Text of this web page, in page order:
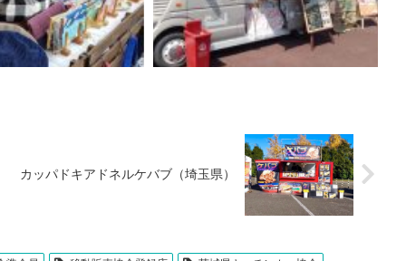
カッパドキアドネルケバブ（埼玉県）